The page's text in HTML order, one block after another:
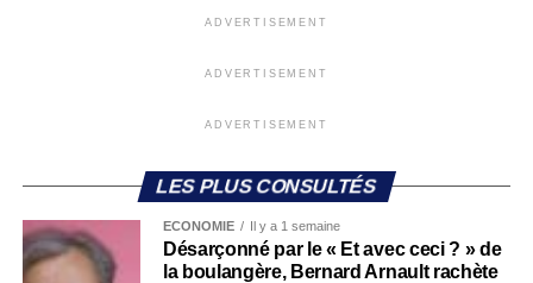
ADVERTISEMENT
ADVERTISEMENT
ADVERTISEMENT
LES PLUS CONSULTÉS
ECONOMIE Il y a 1 semaine
Désarçonné par le « Et avec ceci ? » de
la boulangère, Bernard Arnault rachète